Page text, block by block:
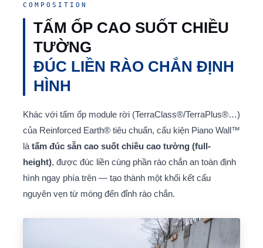
COMPOSITION
TẤM ỐP CAO SUỐT CHIỀU
TƯỜNG
ĐÚC LIỀN RÀO CHẮN ĐỊNH
HÌNH
Khác với tấm ốp module rời (TerraClass®/TerraPlus®…)
của Reinforced Earth® tiêu chuẩn, cấu kiện Piano Wall™
là tấm đúc sẵn cao suốt chiều cao tường (full-
height), được đúc liền cùng phần rào chắn an toàn định
hình ngay phía trên — tạo thành một khối kết cấu
nguyên vẹn từ móng đến đỉnh rào chắn.